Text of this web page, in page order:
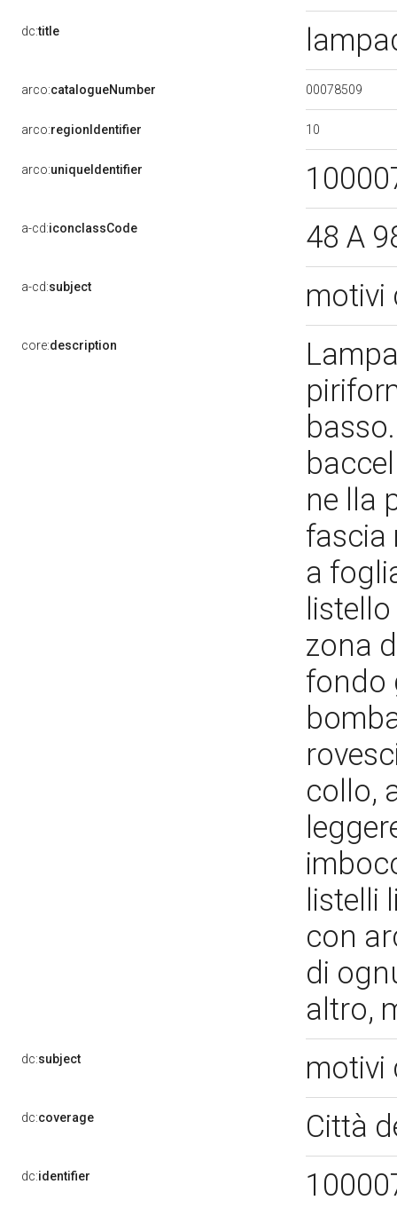
dc:title
arco:catalogueNumber 00078509
arco:regionIdentifier 10
arco:uniqueIdentifier
a-cd:iconclassCode 48 A
a-cd:subject motivi
core:description
ne lla
fascia
a
zona
fondo
collo,
listelli
con
di
altro,
dc:subject motivi
dc:coverage Città
dc:identifier